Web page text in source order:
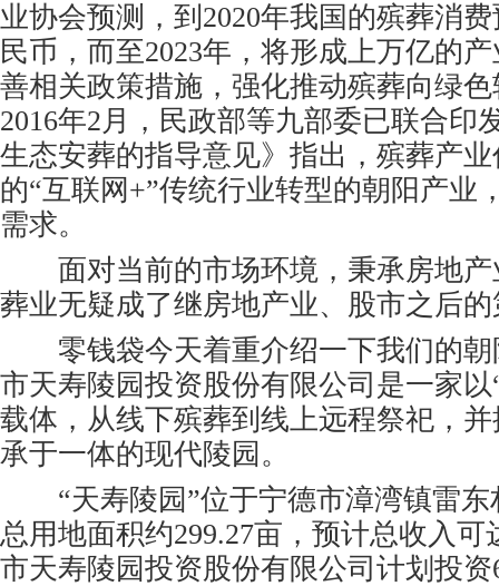
业协会预测，到2020年我国的殡葬消
民币，而至2023年，将形成上万亿的
善相关政策措施，强化推动殡葬向绿
2016年2月，民政部等九部委已联合印
生态安葬的指导意见》指出，殡葬产
的“互联网+”传统行业转型的朝阳产业
需求。
面对当前的市场环境，秉承房地产
葬业无疑成了继房地产业、股市之后
零钱袋今天着重介绍一下我们的朝
市天寿陵园投资股份有限公司是一家
载体，从线下殡葬到线上远程祭祀，
承于一体的现代陵园。
“天寿陵园”位于宁德市漳湾镇雷东
总用地面积约299.27亩，预计总收入可
市天寿陵园投资股份有限公司计划投